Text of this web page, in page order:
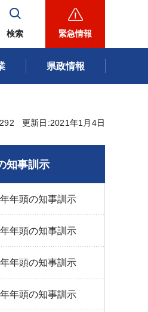
検索 緊急情報
県政情報
更新日:2021年1月4日
知事訓示
年頭の知事訓示
年頭の知事訓示
年頭の知事訓示
年頭の知事訓示